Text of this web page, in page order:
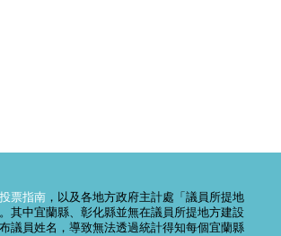
投票指南 ，以及各地方政府主計處「議員所提地
其中宜蘭縣、彰化縣並無在議員所提地方建設
議員姓名，導致無法透過統計得知每個宜蘭縣